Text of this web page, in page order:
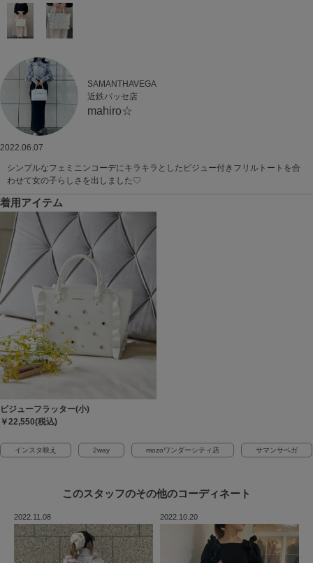
SAMANTHAVEGA
近鉄パッセ店
mahiro☆
2022.06.07
シンプルなフェミニンコーデにキラキラとしたビジュー付きフリルトートを合
わせて女の子らしさを出しました♡
着用アイテム
ビジューフラッター(小)
￥22,550(税込)
インスタ映え 2way mozoワンダーシティ店 サマンサベガ
このスタッフのその他のコーディネート
2022.11.08 2022.10.20